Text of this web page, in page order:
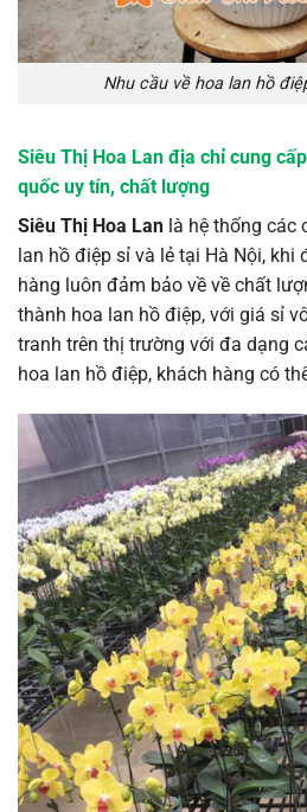
Nhu cầu về hoa lan hồ
Siêu Thị Hoa Lan địa chỉ cung
quốc uy tín, chất lượng
Siêu Thị Hoa Lan là hệ thống các
lan hồ điệp sỉ và lẻ tại Hà Nội, khi
hàng luôn đảm bảo về về chất
thành hoa lan hồ điệp, với giá sỉ
tranh trên thị trường với đa dạng
hoa lan hồ điệp, khách hàng có